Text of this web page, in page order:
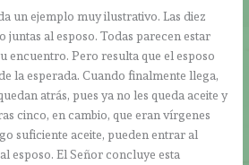
un ejemplo muy ilustrativo. Las diez
juntas al esposo. Todas parecen estar
encuentro. Pero resulta que el esposo
la esperada. Cuando finalmente llega,
atrás, pues ya no les queda aceite y
cinco, en cambio, que eran vírgenes
suficiente aceite, pueden entrar al
esposo. El Señor concluye esta